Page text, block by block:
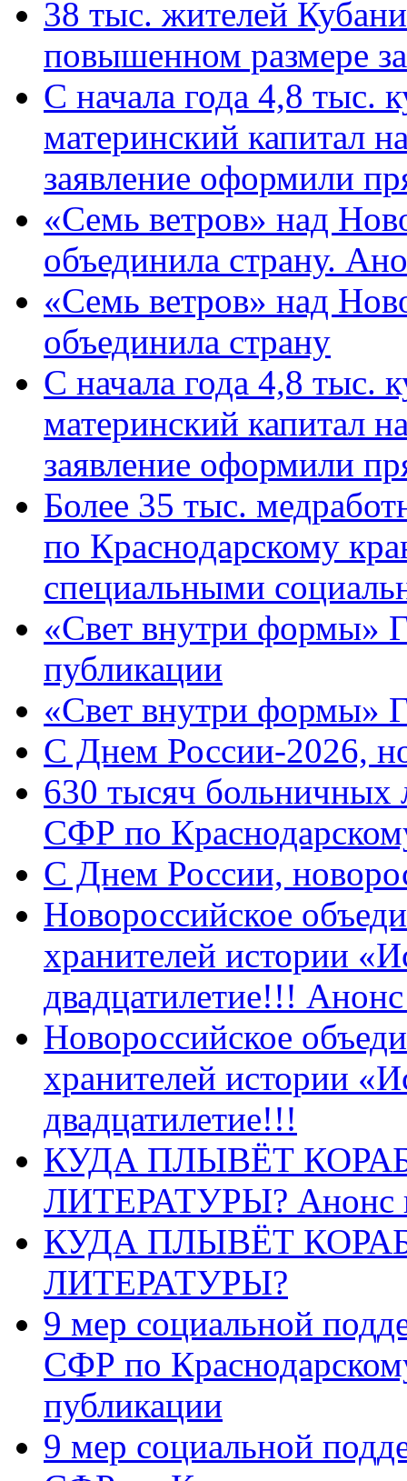
38 тыс. жителей
повышенном размере
С начала года 4,8 тыс.
материнский капитал
заявление оформили
«Семь ветров» над
объединила страну.
«Семь ветров» над
объединила страну
С начала года 4,8 тыс.
материнский капитал
заявление оформили
Более 35 тыс.
по Краснодарскому
специальными
«Свет внутри формы»
публикации
«Свет внутри формы»
C Днем России-2026,
630 тысяч больничных
СФР по
C Днем России,
Новороссийское
хранителей истории
двадцатилетие!!!
Новороссийское
хранителей истории
двадцатилетие!!!
КУДА ПЛЫВЁТ
ЛИТЕРАТУРЫ? Анонс
КУДА ПЛЫВЁТ
ЛИТЕРАТУРЫ?
9 мер социальной
СФР по
публикации
9 мер социальной